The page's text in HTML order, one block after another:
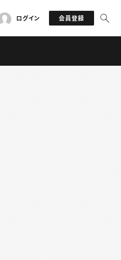
ログイン 会員登録